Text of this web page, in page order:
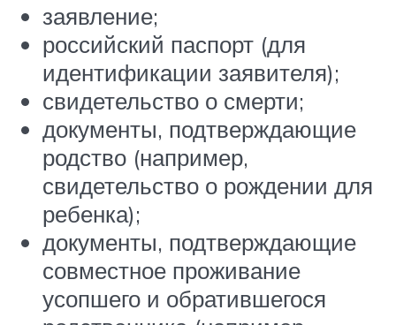
заявление;
российский паспорт (для
идентификации заявителя);
свидетельство о смерти;
документы, подтверждающие
родство (например,
свидетельство о рождении для
ребенка);
документы, подтверждающие
совместное проживание
усопшего и обратившегося